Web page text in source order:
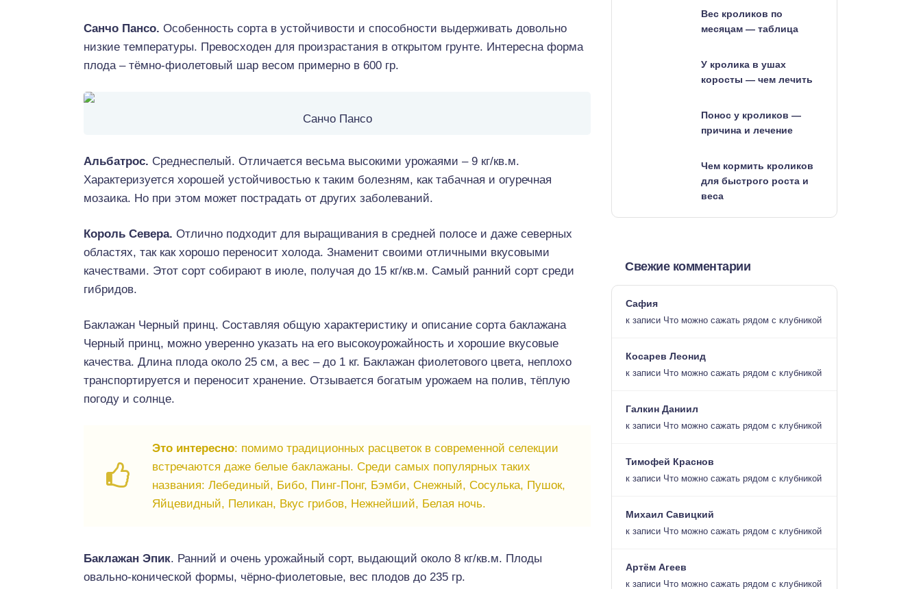
Санчо Пансо. Особенность сорта в устойчивости и способности выдерживать довольно
низкие температуры. Превосходен для произрастания в открытом грунте. Интересна форма
плода – тёмно-фиолетовый шар весом примерно в 600 гр.
Санчо Пансо
Альбатрос. Среднеспелый. Отличается весьма высокими урожаями – 9 кг/кв.м.
Характеризуется хорошей устойчивостью к таким болезням, как табачная и огуречная
мозаика. Но при этом может пострадать от других заболеваний.
Король Севера. Отлично подходит для выращивания в средней полосе и даже северных
областях, так как хорошо переносит холода. Знаменит своими отличными вкусовыми
качествами. Этот сорт собирают в июле, получая до 15 кг/кв.м. Самый ранний сорт среди
гибридов.
Баклажан Черный принц. Составляя общую характеристику и описание сорта баклажана
Черный принц, можно уверенно указать на его высокоурожайность и хорошие вкусовые
качества. Длина плода около 25 см, а вес – до 1 кг. Баклажан фиолетового цвета, неплохо
транспортируется и переносит хранение. Отзывается богатым урожаем на полив, тёплую
погоду и солнце.
Это интересно: помимо традиционных расцветок в современной селекции
встречаются даже белые баклажаны. Среди самых популярных таких
названия: Лебединый, Бибо, Пинг-Понг, Бэмби, Снежный, Сосулька, Пушок,
Яйцевидный, Пеликан, Вкус грибов, Нежнейший, Белая ночь.
Баклажан Эпик. Ранний и очень урожайный сорт, выдающий около 8 кг/кв.м. Плоды
овально-конической формы, чёрно-фиолетовые, вес плодов до 235 гр.
Вес кроликов по
месяцам — таблица
У кролика в ушах
коросты — чем лечить
Понос у кроликов —
причина и лечение
Чем кормить кроликов
для быстрого роста и
веса
Свежие комментарии
Сафия
к записи Что можно сажать рядом с клубникой
Косарев Леонид
к записи Что можно сажать рядом с клубникой
Галкин Даниил
к записи Что можно сажать рядом с клубникой
Тимофей Краснов
к записи Что можно сажать рядом с клубникой
Михаил Савицкий
к записи Что можно сажать рядом с клубникой
Артём Агеев
к записи Что можно сажать рядом с клубникой